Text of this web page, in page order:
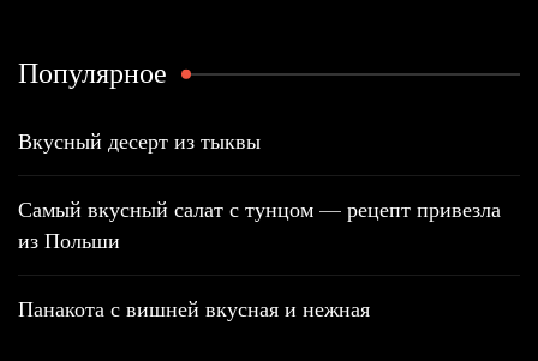
Популярное
Вкусный десерт из тыквы
Самый вкусный салат с тунцом — рецепт привезла
из Польши
Панакота с вишней вкусная и нежная